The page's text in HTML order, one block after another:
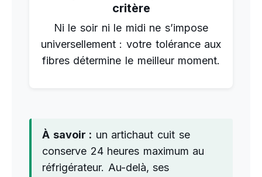
critère
Ni le soir ni le midi ne s’impose
universellement : votre tolérance aux
fibres détermine le meilleur moment.
À savoir : un artichaut cuit se
conserve 24 heures maximum au
réfrigérateur. Au-delà, ses